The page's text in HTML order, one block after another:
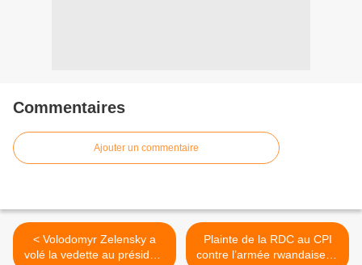
Commentaires
Ajouter un commentaire
< Volodomyr Zelensky a
volé la vedette au président
Plainte de la RDC au CPI
contre l’armée rwandaise et